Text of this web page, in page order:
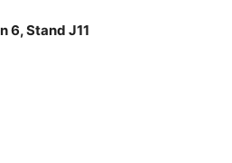
6, Stand J11